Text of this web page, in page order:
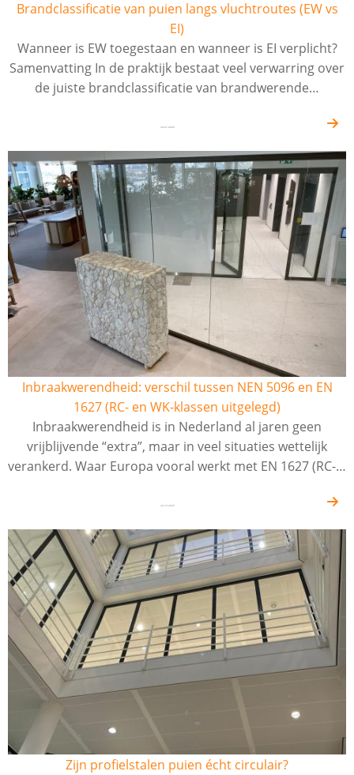
Brandclassificatie van puien langs vluchtroutes (EW vs
EI)
Wanneer is EW toegestaan en wanneer is EI verplicht?
Samenvatting In de praktijk bestaat veel verwarring over
de juiste brandclassificatie van brandwerende…
29-01-2026
Inbraakwerendheid: verschil tussen NEN 5096 en EN
1627 (RC- en WK-klassen uitgelegd)
Inbraakwerendheid is in Nederland al jaren geen
vrijblijvende “extra”, maar in veel situaties wettelijk
verankerd. Waar Europa vooral werkt met EN 1627 (RC-…
22-12-2025
Zijn profielstalen puien écht circulair?